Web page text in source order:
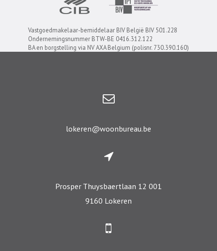
Vastgoedmakelaar-bemiddelaar BIV België BIV 501.228
Ondernemingsnummer BTW-BE 0416.312.122
BA en borgstelling via NV AXA Belgium (polisnr. 730.390.160)
lokeren@woonbureau.be
Prosper Thuysbaertlaan 12 001
9160 Lokeren